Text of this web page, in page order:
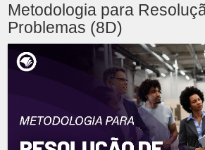
Metodologia para
Problemas (8D)